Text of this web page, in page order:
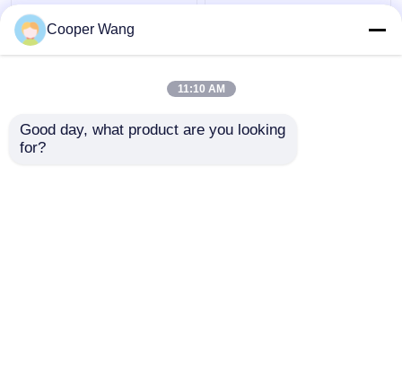
Pompen Ceramische
Glijdende Dragende
fabrikanten SSiC
Ceramisch het Glijden
hoge temperatuur van
de Motorpomp
Cooper Wang
11:10 AM
Good day, what product are you looking
for?